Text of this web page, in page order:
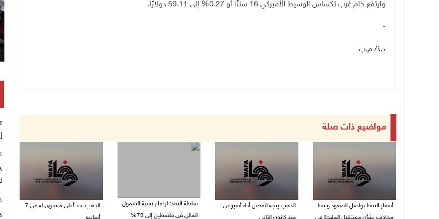
وارتفع خام غرب تكساس الوسيط الأميركي 16 سنتًا أو 0.27% إلى 59.11 دولارًا .
-
د.ذ/ م.ب
مواضيع ذات صلة
أسعار النفط تواصل الصعود وسط
مخاوف بشأن مستقبل الملاحة في
الذهب يتجه لأفضل أداء أسبوعي
منذ كانون الثاني
سلطة النقد: ارتفاع نسبة الشمول
المالي في فلسطين إلى 73%
الذهب عند أعلى مستوى له في 7
أسابيع